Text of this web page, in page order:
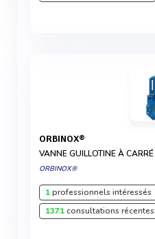
ORBINOX®
VANNE GUILLOTINE À CARRÉ
ORBINOX®
1professionnels intéressés
1371consultations récentes